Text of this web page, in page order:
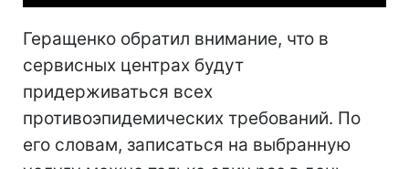
Геращенко обратил внимание, что в
сервисных центрах будут
придерживаться всех
противоэпидемических требований. По
его словам, записаться на выбранную